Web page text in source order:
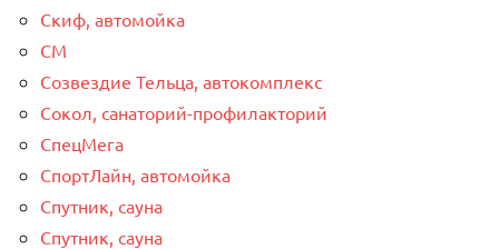
Скиф, автомойка
СМ
Созвездие Тельца, автокомплекс
Сокол, санаторий-профилакторий
СпецМега
СпортЛайн, автомойка
Спутник, сауна
Спутник, сауна